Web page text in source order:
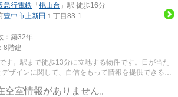
急行電鉄 「 桃山台 」駅 徒歩16分
豊中市上新田 １丁目83-1
：築32年
8階建
す。駅まで徒歩13分に立地する物件です。日が当た
ザインに関して、自信をもって情報を提供できるマ
空室情報がありません。